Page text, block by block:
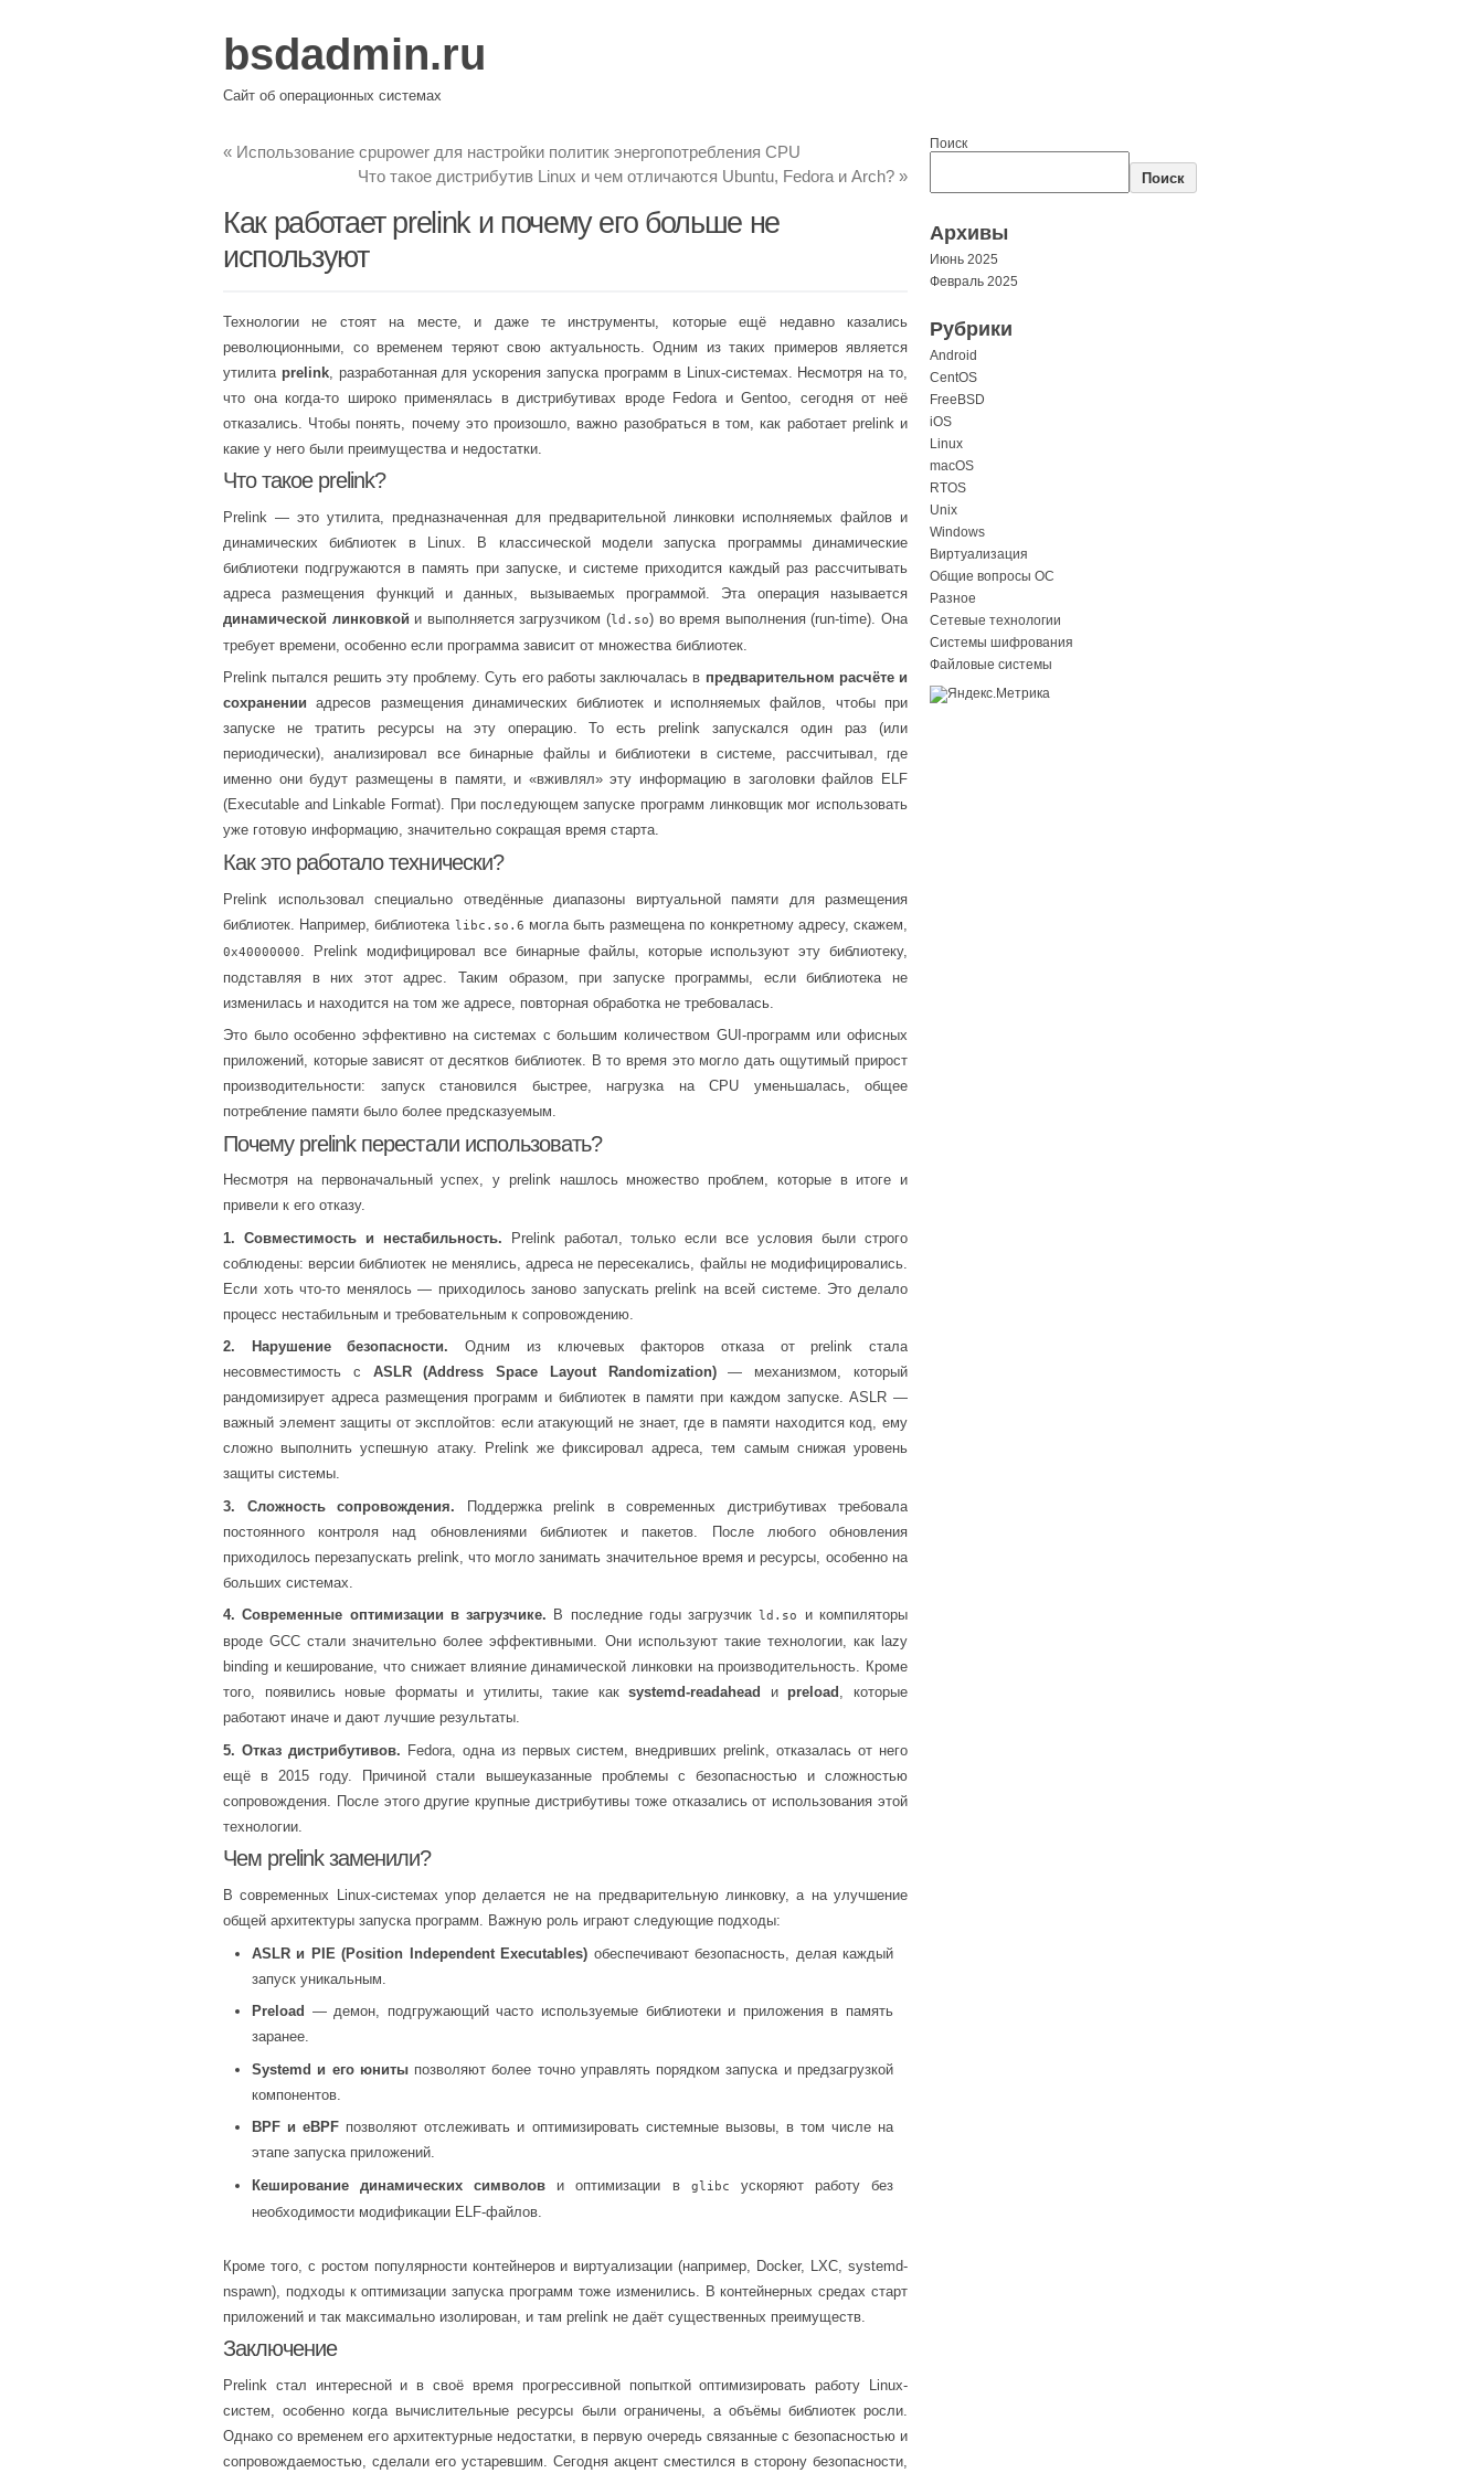
bsdadmin.ru
Сайт об операционных системах
« Использование cpupower для настройки политик энергопотребления CPU
Что такое дистрибутив Linux и чем отличаются Ubuntu, Fedora и Arch? »
Как работает prelink и почему его больше не
используют
Технологии не стоят на месте, и даже те инструменты, которые ещё недавно казались
революционными, со временем теряют свою актуальность. Одним из таких примеров является
утилита prelink, разработанная для ускорения запуска программ в Linux-системах. Несмотря на то,
что она когда-то широко применялась в дистрибутивах вроде Fedora и Gentoo, сегодня от неё
отказались. Чтобы понять, почему это произошло, важно разобраться в том, как работает prelink и
какие у него были преимущества и недостатки.
Что такое prelink?
Prelink — это утилита, предназначенная для предварительной линковки исполняемых файлов и
динамических библиотек в Linux. В классической модели запуска программы динамические
библиотеки подгружаются в память при запуске, и системе приходится каждый раз рассчитывать
адреса размещения функций и данных, вызываемых программой. Эта операция называется
динамической линковкой и выполняется загрузчиком (ld.so) во время выполнения (run-time). Она
требует времени, особенно если программа зависит от множества библиотек.
Prelink пытался решить эту проблему. Суть его работы заключалась в предварительном расчёте и
сохранении адресов размещения динамических библиотек и исполняемых файлов, чтобы при
запуске не тратить ресурсы на эту операцию. То есть prelink запускался один раз (или
периодически), анализировал все бинарные файлы и библиотеки в системе, рассчитывал, где
именно они будут размещены в памяти, и «вживлял» эту информацию в заголовки файлов ELF
(Executable and Linkable Format). При последующем запуске программ линковщик мог использовать
уже готовую информацию, значительно сокращая время старта.
Как это работало технически?
Prelink использовал специально отведённые диапазоны виртуальной памяти для размещения
библиотек. Например, библиотека libc.so.6 могла быть размещена по конкретному адресу, скажем,
0x40000000
. Prelink модифицировал все бинарные файлы, которые используют эту библиотеку,
подставляя в них этот адрес. Таким образом, при запуске программы, если библиотека не
изменилась и находится на том же адресе, повторная обработка не требовалась.
Это было особенно эффективно на системах с большим количеством GUI-программ или офисных
приложений, которые зависят от десятков библиотек. В то время это могло дать ощутимый прирост
производительности: запуск становился быстрее, нагрузка на CPU уменьшалась, общее
потребление памяти было более предсказуемым.
Почему prelink перестали использовать?
Несмотря на первоначальный успех, у prelink нашлось множество проблем, которые в итоге и
привели к его отказу.
1. Совместимость и нестабильность. Prelink работал, только если все условия были строго
соблюдены: версии библиотек не менялись, адреса не пересекались, файлы не модифицировались.
Если хоть что-то менялось — приходилось заново запускать prelink на всей системе. Это делало
процесс нестабильным и требовательным к сопровождению.
2. Нарушение безопасности. Одним из ключевых факторов отказа от prelink стала
несовместимость с ASLR (Address Space Layout Randomization)— механизмом, который
рандомизирует адреса размещения программ и библиотек в памяти при каждом запуске. ASLR —
важный элемент защиты от эксплойтов: если атакующий не знает, где в памяти находится код, ему
сложно выполнить успешную атаку. Prelink же фиксировал адреса, тем самым снижая уровень
защиты системы.
3. Сложность сопровождения. Поддержка prelink в современных дистрибутивах требовала
постоянного контроля над обновлениями библиотек и пакетов. После любого обновления
приходилось перезапускать prelink, что могло занимать значительное время и ресурсы, особенно на
больших системах.
4. Современные оптимизации в загрузчике. В последние годы загрузчикld.so
и компиляторы
вроде GCC стали значительно более эффективными. Они используют такие технологии, как lazy
binding и кеширование, что снижает влияние динамической линковки на производительность. Кроме
того, появились новые форматы и утилиты, такие какsystemd-readahead и preload , которые
работают иначе и дают лучшие результаты.
5. Отказ дистрибутивов. Fedora, одна из первых систем, внедривших prelink, отказалась от него
ещё в 2015 году. Причиной стали вышеуказанные проблемы с безопасностью и сложностью
сопровождения. После этого другие крупные дистрибутивы тоже отказались от использования этой
технологии.
Чем prelink заменили?
В современных Linux-системах упор делается не на предварительную линковку, а на улучшение
общей архитектуры запуска программ. Важную роль играют следующие подходы:
ASLR и PIE (Position Independent Executables) обеспечивают безопасность, делая каждый
запуск уникальным.
Preload — демон, подгружающий часто используемые библиотеки и приложения в память
заранее.
Systemd и его юнитыпозволяют более точно управлять порядком запуска и предзагрузкой
компонентов.
BPF и eBPF позволяют отслеживать и оптимизировать системные вызовы, в том числе на
этапе запуска приложений.
Кеширование динамических символов и оптимизации в glibc
ускоряют работу без
необходимости модификации ELF-файлов.
Кроме того, с ростом популярности контейнеров и виртуализации (например, Docker, LXC, systemd-
nspawn), подходы к оптимизации запуска программ тоже изменились. В контейнерных средах старт
приложений и так максимально изолирован, и там prelink не даёт существенных преимуществ.
Заключение
Prelink стал интересной и в своё время прогрессивной попыткой оптимизировать работу Linux-
систем, особенно когда вычислительные ресурсы были ограничены, а объёмы библиотек росли.
Однако со временем его архитектурные недостатки, в первую очередь связанные с безопасностью и
сопровождаемостью, сделали его устаревшим. Сегодня акцент сместился в сторону безопасности,
Поиск
Поиск
Архивы
Июнь 2025
Февраль 2025
Рубрики
Android
CentOS
FreeBSD
iOS
Linux
macOS
RTOS
Unix
Windows
Виртуализация
Общие вопросы ОС
Разное
Сетевые технологии
Системы шифрования
Файловые системы